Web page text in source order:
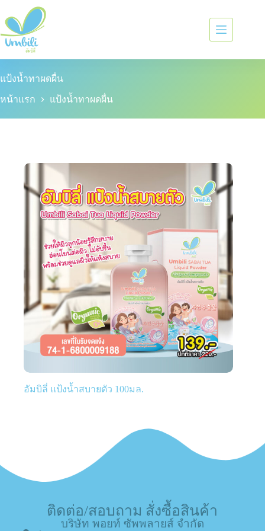
แป้งน้ำทาผดผื่น
หน้าแรก แป้งน้ำทาผดผื่น
อัมบิลี่ แป้งน้ำสบายตัว 100มล.
ติดต่อ/สอบถาม สั่งซื้อสินค้า
บริษัท พอยท์ ซัพพลายส์ จำกัด